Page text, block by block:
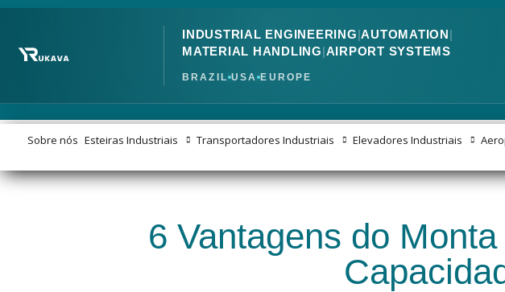
INDUSTRIAL ENGINEERING|AUTOMATION|
MATERIAL HANDLING|AIRPORT SYSTEMS
BRAZIL USA EUROPE
Sobre nós Esteiras Industriais Transportadores Industriais Elevadores Industriais
6 Vantagens do